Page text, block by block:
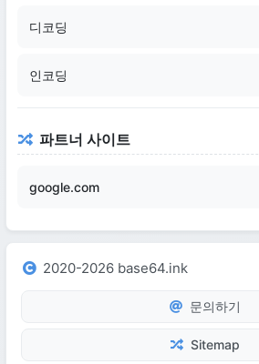
디코딩
인코딩
파트너 사이트
google.com
2020-2026 base64.ink
문의하기
Sitemap